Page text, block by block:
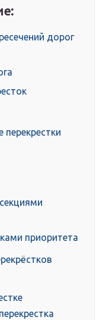
дорог
перекрестки
приоритета